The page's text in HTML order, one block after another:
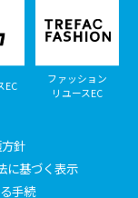
EC
ファッション
リユースEC
針
に基づく表示
手続